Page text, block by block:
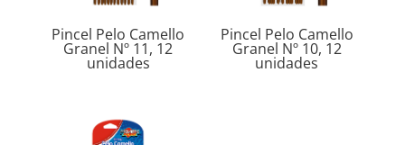
Pincel Pelo Camello
Granel Nº 11, 12
unidades
Pincel Pelo Camello
Granel Nº 10, 12
unidades